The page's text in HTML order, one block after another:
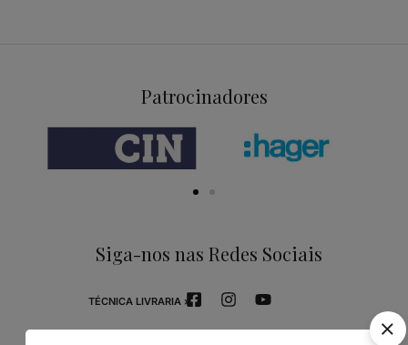
Patrocinadores
Siga-nos nas Redes Sociais
TÉCNICA LIVRARIA »